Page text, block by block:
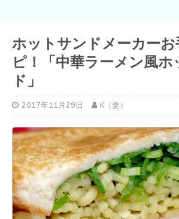
ホットサンドメーカー
ピ！「中華ラーメン風
ド」
2017年11月29日 K（妻）